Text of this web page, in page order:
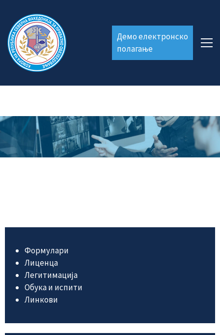
Демо електронско
полагање
Формулари
Лиценца
Легитимација
Обука и испити
Линкови